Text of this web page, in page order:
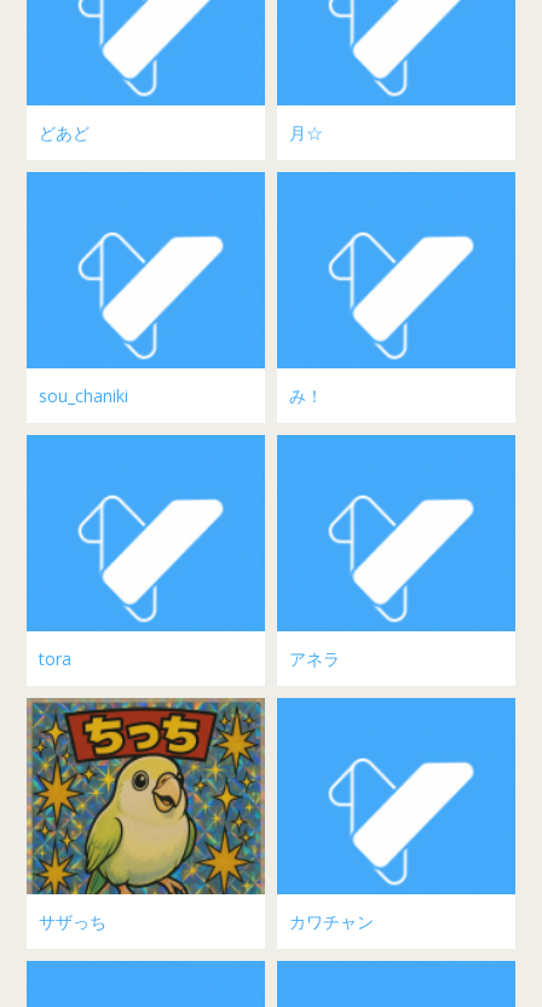
どあど 月☆
sou_chaniki み！
tora アネラ
サザっち カワチャン